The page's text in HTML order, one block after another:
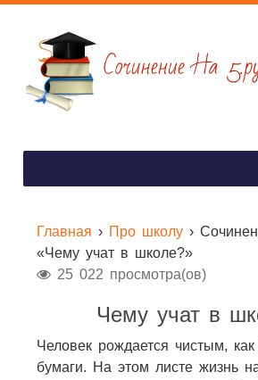
Главная › Про школу›
«Чему учат в школе?»
25 022 просмотра(ов)
Чему учат в
Человек рождается чистым,
бумаги. На этом листе жизнь